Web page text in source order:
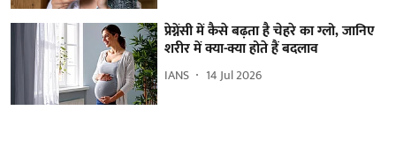
प्रेग्नेंसी में कैसे बढ़ता है चेहरे का ग्लो, जानिए
शरीर में क्या-क्या होते हैं बदलाव
IANS 14 Jul 2026